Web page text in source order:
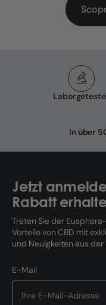
In über
Jetzt
Rabatt
Treten Sie der
Vorteile von CBD mit
und Neuigkeiten aus
E-Mail